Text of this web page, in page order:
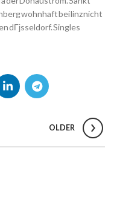
wohnhaft bei linz nicht
dГјsseldorf. Singles
OLDER